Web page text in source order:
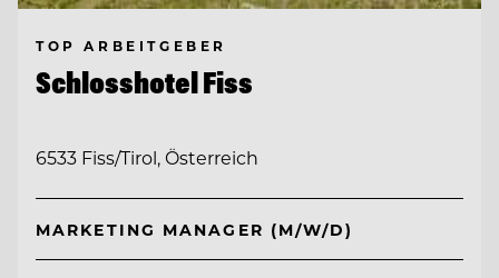
TOP ARBEITGEBER
Schlosshotel Fiss
6533 Fiss/Tirol, Österreich
MARKETING MANAGER (M/W/D)